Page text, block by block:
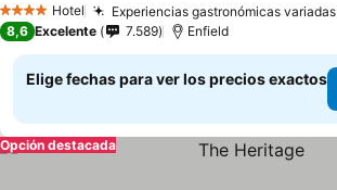
4 EstrellasHotel Experiencias gastronómicas variadas
8,6 Excelente 7.589 Enfield
Elige fechas para ver los precios exactos
Opción destacada